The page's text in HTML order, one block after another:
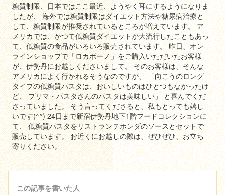
糖質制限、日本ではここ最近、ようやく耳にするようになりま
したが、 海外では糖質制限はダイエット方法や糖尿病治療と
して、糖質制限が推奨されているところが増えています。 ア
メリカでは、かつて低糖質ダイエットが大流行したこともあっ
て、低糖質の食品がいろいろ販売されています。 昨日、オン
ラインショップで「ロカボーノ」をご購入いただいたお客様
が、伊勢丹にお越しくださいまして。 そのお客様は、そんな
アメリカによく行かれるそうなのですが、 「向こうのロング
タイプの低糖質パスタは、おいしいものはひとつもなかったけ
ど、 プリマ・パスタさんのパスタは美味しい」 と喜んでくだ
さっていました。 そう言ってくださると、私もとっても嬉し
いです(^^) 24日まで新宿伊勢丹地下1階フードコレクションに
て、 低糖質パスタをリストランテホンダのソースとセットで
販売しています。 お近くにお越しの際は、ぜひぜひ、お立ち
寄りください。
この記事を書いた人